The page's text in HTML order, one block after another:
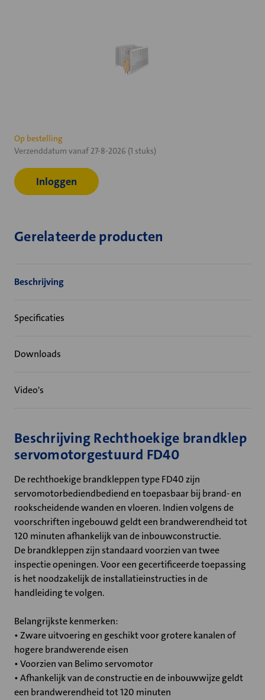
Huidige
voorraad:
Op bestelling
Verzenddatum vanaf 27-8-2026 (1 stuks)
Inloggen
Gerelateerde producten
Beschrijving
Specificaties
Downloads
Video's
Beschrijving Rechthoekige brandklep
servomotorgestuurd FD40
De rechthoekige brandkleppen type FD40 zijn
servomotorbediendbediend en toepasbaar bij brand- en
rookscheidende wanden en vloeren. Indien volgens de
voorschriften ingebouwd geldt een brandwerendheid tot
120 minuten afhankelijk van de inbouwconstructie.
De brandkleppen zijn standaard voorzien van twee
inspectie openingen. Voor een gecertificeerde toepassing
is het noodzakelijk de installatieinstructies in de
handleiding te volgen.
Belangrijkste kenmerken:
• Zware uitvoering en geschikt voor grotere kanalen of
hogere brandwerende eisen
• Voorzien van Belimo servomotor
• Afhankelijk van de constructie en de inbouwwijze geldt
een brandwerendheid tot 120 minuten